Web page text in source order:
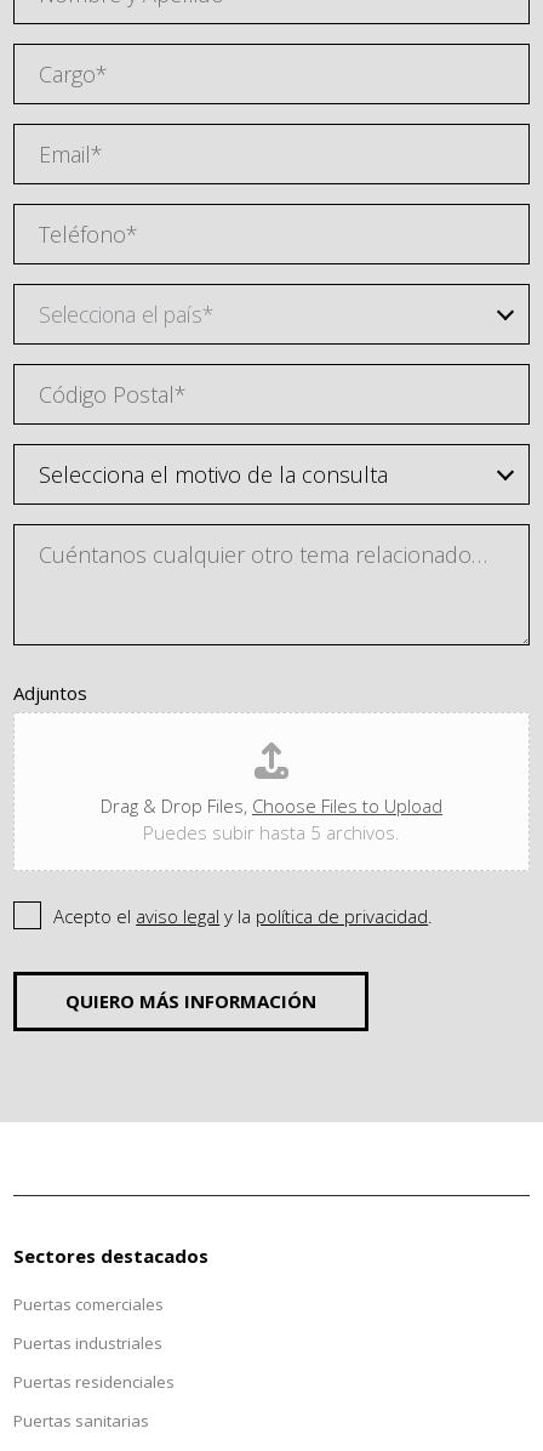
Selecciona el país*
Adjuntos
Drag & Drop Files, Choose Files to Upload
Puedes subir hasta 5 archivos.
Acepto el aviso legal y la política de privacidad.
QUIERO MÁS INFORMACIÓN
Sectores destacados
Puertas comerciales
Puertas industriales
Puertas residenciales
Puertas sanitarias